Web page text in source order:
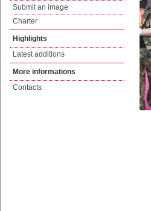
Submit an image
Charter
Highlights
Latest additions
More informations
Contacts